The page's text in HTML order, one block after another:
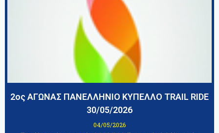
2ος ΑΓΩΝΑΣ ΠΑΝΕΛΛΗΝΙΟ ΚΥΠΕΛΛΟ TRAIL RIDE
30/05/2026
04/05/2026